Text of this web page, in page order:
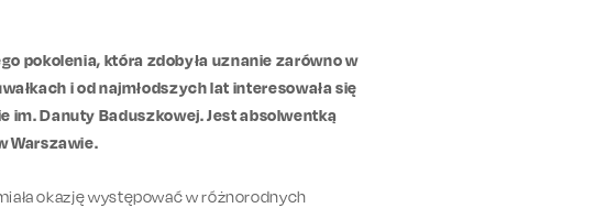
pokolenia, która zdobyła uznanie zarówno w
i od najmłodszych lat interesowała się
im. Danuty Baduszkowej. Jest absolwentką
Warszawie.
okazję występować w różnorodnych